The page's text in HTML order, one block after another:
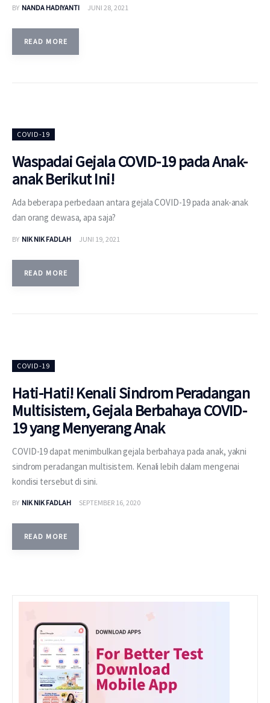
BY NANDA HADIYANTI JUNI 28, 2021
READ MORE
COVID-19
Waspadai Gejala COVID-19 pada Anak-
anak Berikut Ini!
Ada beberapa perbedaan antara gejala COVID-19 pada anak-anak
dan orang dewasa, apa saja?
BY NIK NIK FADLAH JUNI 19, 2021
READ MORE
COVID-19
Hati-Hati! Kenali Sindrom Peradangan
Multisistem, Gejala Berbahaya COVID-
19 yang Menyerang Anak
COVID-19 dapat menimbulkan gejala berbahaya pada anak, yakni
sindrom peradangan multisistem. Kenali lebih dalam mengenai
kondisi tersebut di sini.
BY NIK NIK FADLAH SEPTEMBER 16, 2020
READ MORE